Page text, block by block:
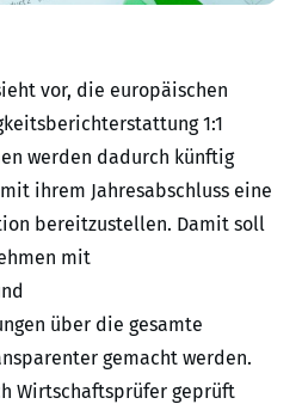
vor, die europäischen
1:1
werden dadurch künftig
ihrem Jahresabschluss eine
bereitzustellen. Damit soll
mit
über die gesamte
gemacht werden.
Wirtschaftsprüfer geprüft